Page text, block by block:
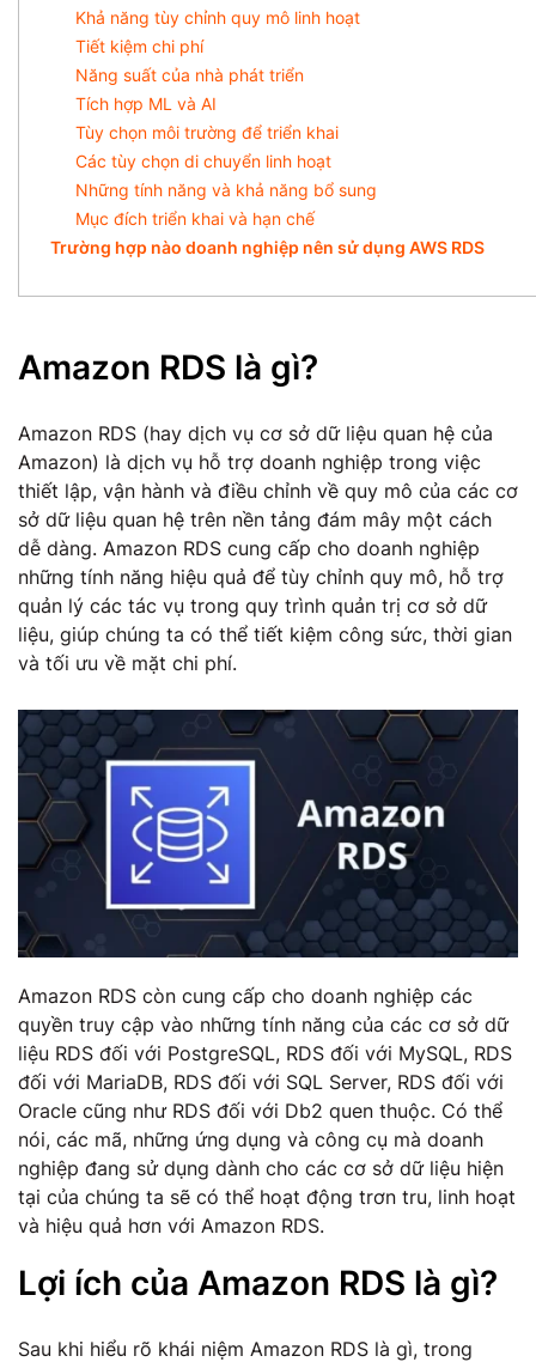
Khả năng tùy chỉnh quy mô linh hoạt
Tiết kiệm chi phí
Năng suất của nhà phát triển
Tích hợp ML và AI
Tùy chọn môi trường để triển khai
Các tùy chọn di chuyển linh hoạt
Những tính năng và khả năng bổ sung
Mục đích triển khai và hạn chế
Trường hợp nào doanh nghiệp nên sử dụng AWS RDS
Amazon RDS là gì?
Amazon RDS (hay dịch vụ cơ sở dữ liệu quan hệ của
Amazon) là dịch vụ hỗ trợ doanh nghiệp trong việc
thiết lập, vận hành và điều chỉnh về quy mô của các cơ
sở dữ liệu quan hệ trên nền tảng đám mây một cách
dễ dàng. Amazon RDS cung cấp cho doanh nghiệp
những tính năng hiệu quả để tùy chỉnh quy mô, hỗ trợ
quản lý các tác vụ trong quy trình quản trị cơ sở dữ
liệu, giúp chúng ta có thể tiết kiệm công sức, thời gian
và tối ưu về mặt chi phí.
Amazon RDS còn cung cấp cho doanh nghiệp các
quyền truy cập vào những tính năng của các cơ sở dữ
liệu RDS đối với PostgreSQL, RDS đối với MySQL, RDS
đối với MariaDB, RDS đối với SQL Server, RDS đối với
Oracle cũng như RDS đối với Db2 quen thuộc. Có thể
nói, các mã, những ứng dụng và công cụ mà doanh
nghiệp đang sử dụng dành cho các cơ sở dữ liệu hiện
tại của chúng ta sẽ có thể hoạt động trơn tru, linh hoạt
và hiệu quả hơn với Amazon RDS.
Lợi ích của Amazon RDS là gì?
Sau khi hiểu rõ khái niệm Amazon RDS là gì, trong